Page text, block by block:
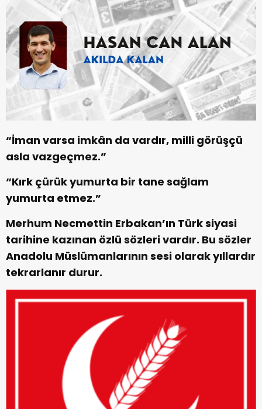
“İman varsa imkân da vardır, milli görüşçü
asla vazgeçmez.”
“Kırk çürük yumurta bir tane sağlam
yumurta etmez.”
Merhum Necmettin Erbakan’ın Türk siyasi
tarihine kazınan özlü sözleri vardır. Bu sözler
Anadolu Müslümanlarının sesi olarak yıllardır
tekrarlanır durur.